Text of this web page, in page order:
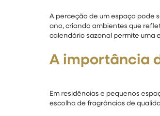
A perceção de um espaço pode
ano, criando ambientes que
calendário sazonal permite uma
A importância
Em residências e pequenos
escolha de fragrâncias de